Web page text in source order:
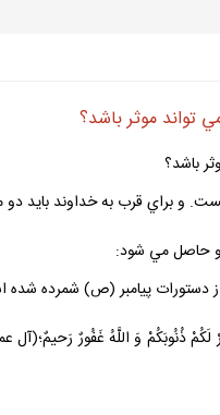
موثر باشد؟
باشد؟
و براي قرب به خداوند بايد دو
دستورات پيامبر (ص) شمرده